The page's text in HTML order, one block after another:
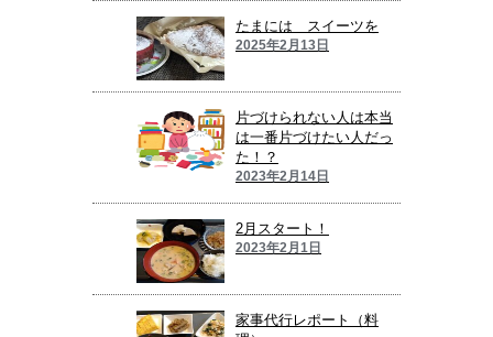
たまには スイーツを
2025年2月13日
片づけられない人は本当
は一番片づけたい人だっ
た！？
2023年2月14日
2月スタート！
2023年2月1日
家事代行レポート（料